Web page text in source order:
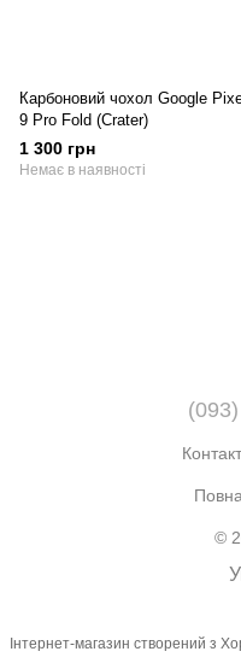
Карбоновий чохол Google
9 Pro Fold (Crater)
1 300 грн
Немає в наявності
©
Інтернет-магазин створений з